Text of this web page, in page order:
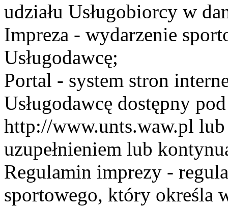
udziału Usługobiorcy w
Impreza - wydarzenie
Usługodawcę;
Portal - system stron
Usługodawcę dostępny
http://www.unts.waw.pl lub
uzupełnieniem lub
Regulamin imprezy -
sportowego, który określa